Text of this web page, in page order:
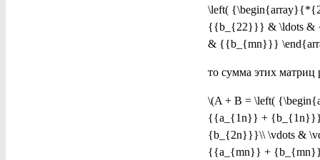
\left(
{{b_{22}}} & \ldots &
& {{b_{mn}}}
то сумма этих матриц
\(A + B = \left(
{{a_{1n}} +
{b_{2n}}}\\ \vdots &
{{a_{mn}} +